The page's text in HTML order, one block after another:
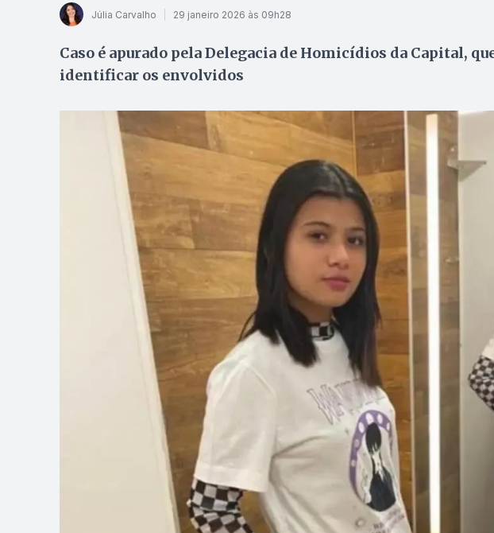
Júlia Carvalho 29 janeiro 2026 às 09h28
Caso é apurado pela Delegacia de Homicídios da Capital,
identificar os envolvidos